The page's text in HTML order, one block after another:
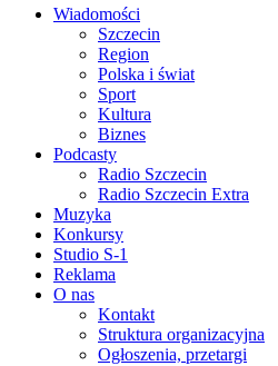
Wiadomości
Szczecin
Region
Polska i świat
Sport
Kultura
Biznes
Podcasty
Radio Szczecin
Radio Szczecin Extra
Muzyka
Konkursy
Studio S-1
Reklama
O nas
Kontakt
Struktura organizacyjna
Ogłoszenia, przetargi